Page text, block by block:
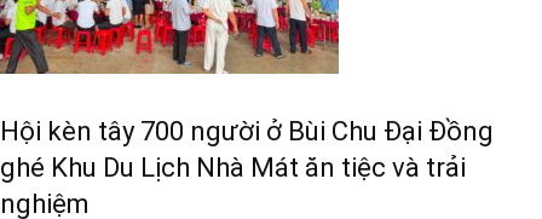
Hội kèn tây 700 người ở Bùi Chu Đại Đồng
ghé Khu Du Lịch Nhà Mát ăn tiệc và trải
nghiệm